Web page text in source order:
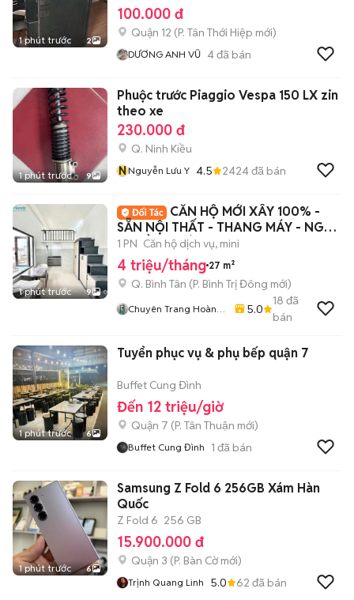
1 phút trước 2
100.000 đ
Quận 12 (P. Tân Thới Hiệp mới)
DƯƠNG ANH VŨ 4đã bán
1 phút trước 9
Phuộc trước Piaggio Vespa 150 LX zin
theo xe
230.000 đ
Q. Ninh Kiều
NNguyễn Lưu Y 4.5 2424đã bán
1 phút trước 9
CĂN HỘ MỚI XÂY 100% -
SẴN NỘI THẤT - THANG MÁY - NGAY
ĐH HỒNG BÀNG
1 PN Căn hộ dịch vụ, mini
4 triệu/tháng 27 m²
Q. Bình Tân (P. Bình Trị Đông mới)
Chuyên Trang Hoàng
5.0
18 đã
bán
1 phút trước 6
Tuyển phục vụ & phụ bếp quận 7
Buffet Cung Đình
Đến 12 triệu/giờ
Quận 7 (P. Tân Thuận mới)
Buffet Cung Đình 1 đã bán
1 phút trước 6
Samsung Z Fold 6 256GB Xám Hàn
Quốc
Z Fold 6 256 GB
15.900.000 đ
Quận 3 (P. Bàn Cờmới)
Trịnh Quang Linh 5.0 62 đã bán